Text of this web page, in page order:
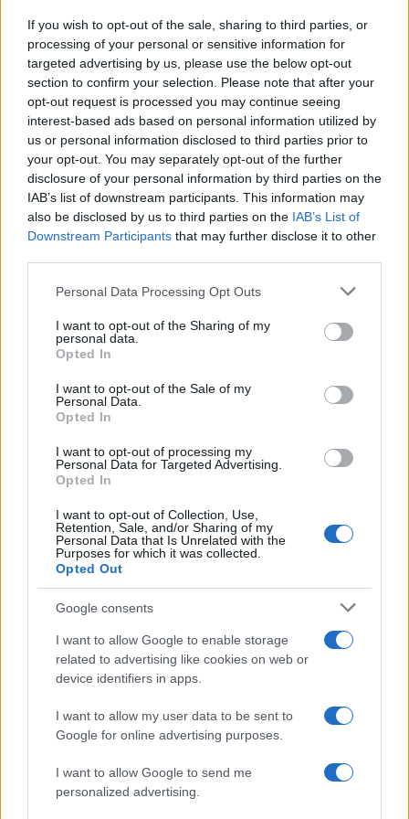
If you wish to opt-out of the sale, sharing to third parties, or
processing of your personal or sensitive information for
targeted advertising by us, please use the below opt-out
section to confirm your selection. Please note that after your
opt-out request is processed you may continue seeing
interest-based ads based on personal information utilized by
us or personal information disclosed to third parties prior to
your opt-out. You may separately opt-out of the further
disclosure of your personal information by third parties on the
IAB’s list of downstream participants. This information may
also be disclosed by us to third parties on the IAB’s List of
Downstream Participants that may further disclose it to other
Please note that this website/app uses one or more Google
not limited to your visit or usage behaviour. You may click to
grant or deny consent to Google and its third-party tags to
use your data for below specified purposes in below Google
consent section.
Personal Data Processing Opt Outs
I want to opt-out of the Sharing of my
personal data.
Opted In
I want to opt-out of the Sale of my
Personal Data.
Opted In
I want to opt-out of processing my
Personal Data for Targeted Advertising.
Opted In
I want to opt-out of Collection, Use,
Retention, Sale, and/or Sharing of my
Personal Data that Is Unrelated with the
Purposes for which it was collected.
Opted Out
Google consents
I want to allow Google to enable storage
related to advertising like cookies on web or
device identifiers in apps.
I want to allow my user data to be sent to
Google for online advertising purposes.
I want to allow Google to send me
personalized advertising.
Σχόλια
Σχολίασε εδώ
50 /50
2000 /2000
Όροι Χρήσης. Το site προστατεύεται από reCAPTCHA, ισχύουν
Πολιτική Απορρήτου
Κόσμος
ΔΗΜΟΣΙΟΓΡΑΦΟΣ
ΙΣΡΑΗΛ ΛΙΒΑΝΟΣ
Share:
Ακολουθήστε το Νewsit.gr στοGoogle News
ενημερωθείτε πρώτοι για όλη την ειδησεογραφία και τα
τελευταία νέατης ημέρας
Πιο δημοφιλή
Σοκαριστική υπόθεση στην Κρήτη:
Τουρίστας ρωτούσε πόσο να πληρώσει για
να ασελγήσει σε 10χρονο κορίτσι - Το παιδί
καθόταν αμέριμνο σε αυλή επιχείρησης